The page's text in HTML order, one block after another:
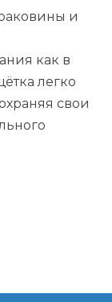
и
как в
легко
свои